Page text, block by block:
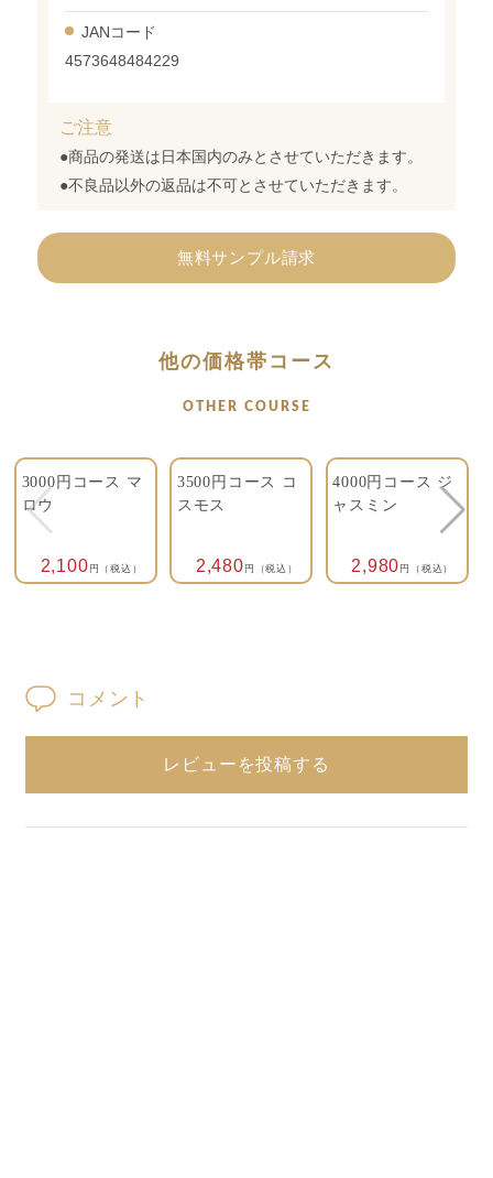
JANコード
4573648484229
ご注意
●商品の発送は日本国内のみとさせていただきます。
●不良品以外の返品は不可とさせていただきます。
無料サンプル請求
他の価格帯コース
OTHER COURSE
3000円コース マ
ロウ
2,100 円（税込）
3500円コース コ
スモス
2,480 円（税込）
4000円コース ジ
ャスミン
2,980 円（税込）
コメント
レビューを投稿する